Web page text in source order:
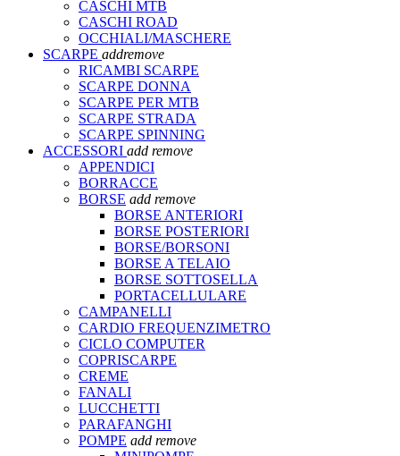
CASCHI MTB
CASCHI ROAD
OCCHIALI/MASCHERE
SCARPE addremove
RICAMBI SCARPE
SCARPE DONNA
SCARPE PER MTB
SCARPE STRADA
SCARPE SPINNING
ACCESSORI add remove
APPENDICI
BORRACCE
BORSE add remove
BORSE ANTERIORI
BORSE POSTERIORI
BORSE/BORSONI
BORSE A TELAIO
BORSE SOTTOSELLA
PORTACELLULARE
CAMPANELLI
CARDIO FREQUENZIMETRO
CICLO COMPUTER
COPRISCARPE
CREME
FANALI
LUCCHETTI
PARAFANGHI
POMPE add remove